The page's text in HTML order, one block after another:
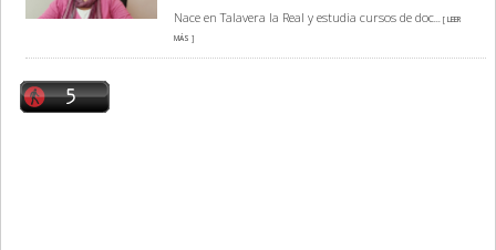
Nace en Talavera la Real y estudia cursos de doc... [ LEER
MÁS ]